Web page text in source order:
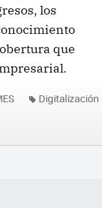
los
que
Digitalización